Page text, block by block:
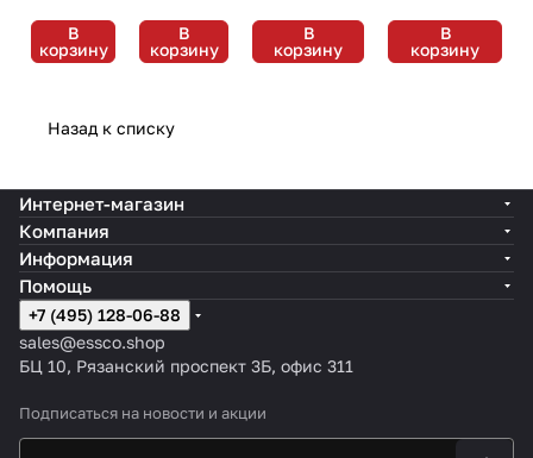
В
корзину
В
корзину
В
корзину
В
корзину
Назад к списку
Интернет-магазин
Компания
Информация
Помощь
+7 (495) 128-06-88
sales@essco.shop
БЦ 10, Рязанский проспект 3Б, офис 311
Подписаться на новости и акции